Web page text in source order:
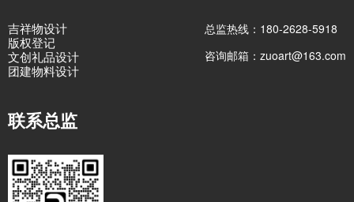
吉祥物设计
版权登记
文创礼品设计
团建物料设计
总监热线：180-2628-5918
咨询邮箱：zuoart@163.com
联系总监